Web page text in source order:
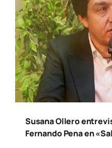
Susana Ollero
Fernando Pena en